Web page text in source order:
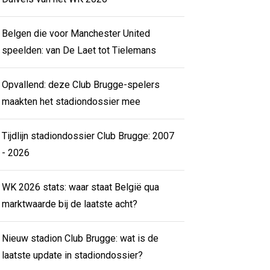
Belgen die voor Manchester United
speelden: van De Laet tot Tielemans
Opvallend: deze Club Brugge-spelers
maakten het stadiondossier mee
Tijdlijn stadiondossier Club Brugge: 2007
- 2026
WK 2026 stats: waar staat België qua
marktwaarde bij de laatste acht?
Nieuw stadion Club Brugge: wat is de
laatste update in stadiondossier?